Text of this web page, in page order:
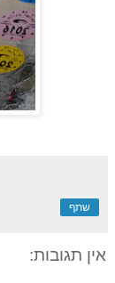
שתף
אין תגובות: